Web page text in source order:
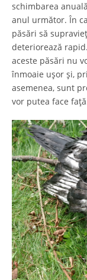
schimbarea
anul următor. În
păsări să
deteriorează
aceste păsări nu
înmoaie ușor și,
asemenea, sunt
vor putea face